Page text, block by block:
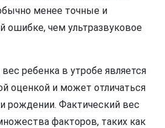
менее точные и
чем ультразвуковое
ребенка в утробе является
оценкой и может отличаться
рождении. Фактический вес
факторов, таких как